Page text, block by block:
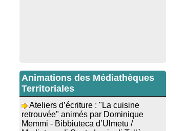
Animations des Médiathèques
Territoriales
Ateliers d’écriture : "La cuisine
retrouvée" animés par Dominique
Memmi - Bibbiuteca d’Ulmetu /
Mediateca di Santa Lucia di Tallà